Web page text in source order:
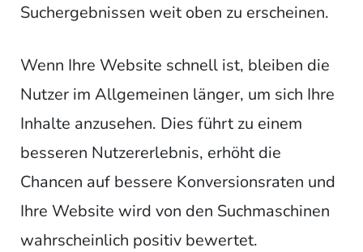
Suchergebnissen weit oben zu erscheinen.
Wenn Ihre Website schnell ist, bleiben die
Nutzer im Allgemeinen länger, um sich Ihre
Inhalte anzusehen. Dies führt zu einem
besseren Nutzererlebnis, erhöht die
Chancen auf bessere Konversionsraten und
Ihre Website wird von den Suchmaschinen
wahrscheinlich positiv bewertet.